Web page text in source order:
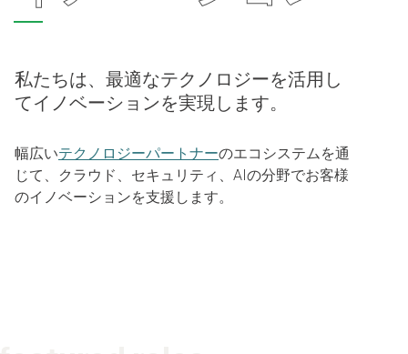
私たちは、最適なテクノロジーを活用し
てイノベーションを実現します。
幅広いテクノロジーパートナーのエコシステムを通
じて、クラウド、セキュリティ、AIの分野でお客様
のイノベーションを支援します。